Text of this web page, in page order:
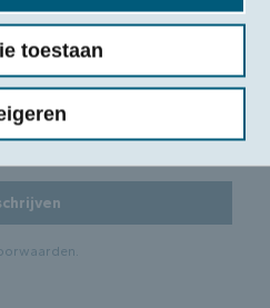
toestaan
.